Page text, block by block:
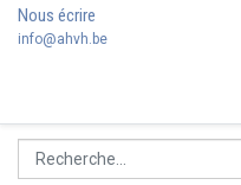
Nous écrire
info@ahvh.be